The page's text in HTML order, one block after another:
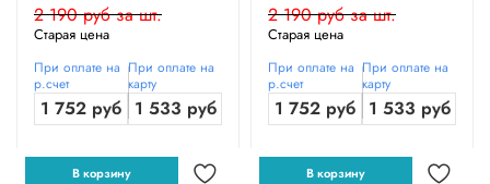
2 190 руб за шт.
Старая цена
При оплате на
р.счет
1 752 руб
При оплате на
карту
1 533 руб
В корзину
2 190 руб за шт.
Старая цена
При оплате на
р.счет
1 752 руб
При оплате на
карту
1 533 руб
В корзину